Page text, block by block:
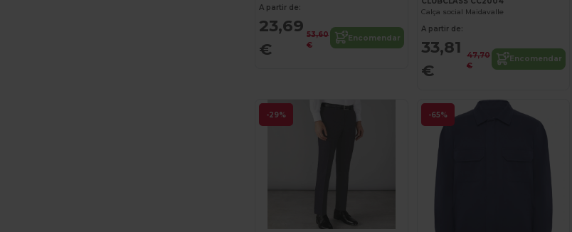
A partir de:
23,69
€
53,60
€
Encomendar
Calça social Maidavalle
A partir de:
33,81
€
47,70
€
Encomendar
-29% -65%